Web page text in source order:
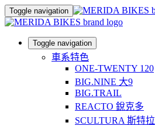
Toggle navigation
Toggle navigation
車系特色
ONE-TWENTY 120
BIG.NINE 大9
BIG.TRAIL
REACTO 銳克多
SCULTURA 斯特拉